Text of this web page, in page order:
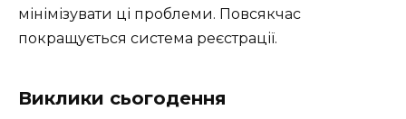
мінімізувати ці проблеми. Повсякчас
покращується система реєстрації.
Виклики сьогодення